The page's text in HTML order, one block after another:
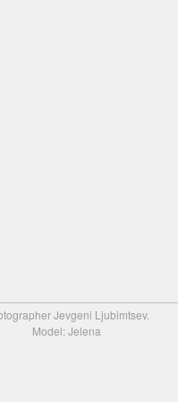
Jevgeni Ljubimtsev.
Model: Jelena